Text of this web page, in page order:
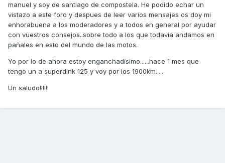
manuel y soy de santiago de compostela. He podido echar un
vistazo a este foro y despues de leer varios mensajes os doy mi
enhorabuena a los moderadores y a todos en general por ayudar
con vuestros consejos..sobre todo a los que todavía andamos en
pañales en esto del mundo de las motos.
Yo por lo de ahora estoy enganchadísimo......hace 1 mes que
tengo un a superdink 125 y voy por los 1900km.....
Un saludo!!!!!!